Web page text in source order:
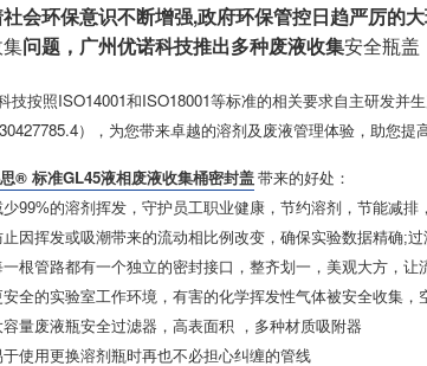
会环保意识不断增强,政府环保管控日趋严厉的
问题，广州优诺科技推出多种废液收集安全瓶盖
技按照ISO14001和ISO18001等标准的相关要求自主研发并
），为您带来卓越的溶剂及废液管理体验，助您
® 标准GL45液相废液收集桶密封盖带来的好处：
99%的溶剂挥发，守护员工职业健康，节约溶剂，节能减排
因挥发或吸潮带来的流动相比例改变，确保实验数据精确;
根管路都有一个独立的密封接口，整齐划一，美观大方，让
全的实验室工作环境，有害的化学挥发性气体被安全收集，
量废液瓶安全过滤器，高表面积 ，多种材质吸附器
使用更换溶剂瓶时再也不必担心纠缠的管线